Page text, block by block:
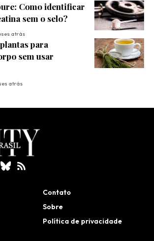
Como identificar
sem o selo?
atrás
para
sem usar
atrás
Contato
Sobre
Política de privacidade